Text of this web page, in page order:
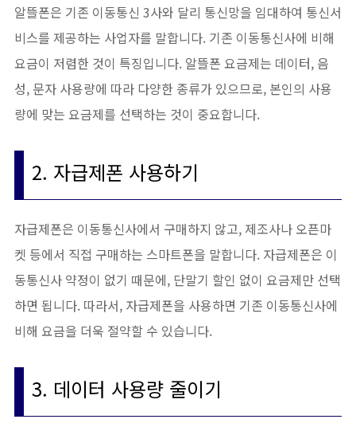
알뜰폰은 기존 이동통신 3사와 달리 통신망을 임대하여 통신서
비스를 제공하는 사업자를 말합니다. 기존 이동통신사에 비해
요금이 저렴한 것이 특징입니다. 알뜰폰 요금제는 데이터, 음
성, 문자 사용량에 따라 다양한 종류가 있으므로, 본인의 사용
량에 맞는 요금제를 선택하는 것이 중요합니다.
2. 자급제폰 사용하기
자급제폰은 이동통신사에서 구매하지 않고, 제조사나 오픈마
켓 등에서 직접 구매하는 스마트폰을 말합니다. 자급제폰은 이
동통신사 약정이 없기 때문에, 단말기 할인 없이 요금제만 선택
하면 됩니다. 따라서, 자급제폰을 사용하면 기존 이동통신사에
비해 요금을 더욱 절약할 수 있습니다.
3. 데이터 사용량 줄이기